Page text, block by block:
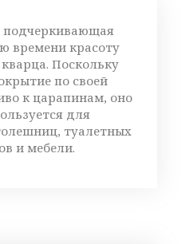
подчеркивающая
времени красоту
Поскольку
по своей
к царапинам, оно
для
туалетных
и мебели.